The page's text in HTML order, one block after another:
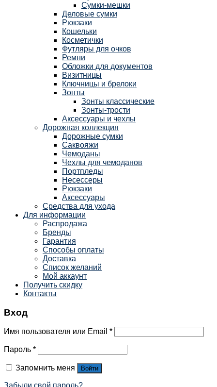
Сумки-мешки
Деловые сумки
Рюкзаки
Кошельки
Косметички
Футляры для очков
Ремни
Обложки для документов
Визитницы
Ключницы и брелоки
Зонты
Зонты классические
Зонты-трости
Аксессуары и чехлы
Дорожная коллекция
Дорожные сумки
Саквояжи
Чемоданы
Чехлы для чемоданов
Портпледы
Несессеры
Рюкзаки
Аксессуары
Средства для ухода
Для информации
Распродажа
Бренды
Гарантия
Способы оплаты
Доставка
Список желаний
Мой аккаунт
Получить скидку
Контакты
Вход
Имя пользователя или Email *
Пароль *
Запомнить меня Войти